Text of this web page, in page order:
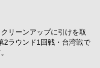
リーンアップに引けを取
2ラウンド1回戦・台湾戦で